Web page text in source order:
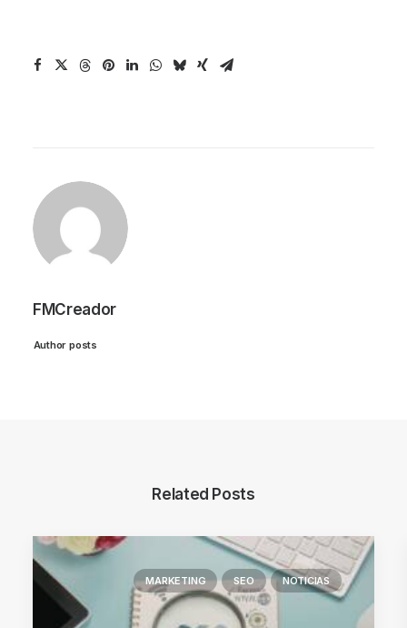
FMCreador
Author posts
Related Posts
MARKETING SEO NOTICIAS